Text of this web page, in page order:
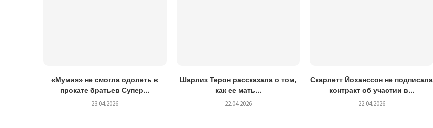
«Мумия» не смогла одолеть в
прокате братьев Супер...
23.04.2026
Шарлиз Терон рассказала о том,
как ее мать...
22.04.2026
Скарлетт Йоханссон не подписала
контракт об участии в...
22.04.2026